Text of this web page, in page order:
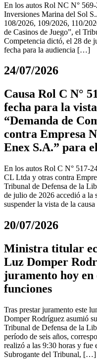
En los autos Rol NC N°
Inversiones Marina del Sol
108/2026, 109/2026, 110/
de Casinos de Juego”, el
Competencia dictó, el 28 de
fecha para la audiencia […]
24/07/2026
Causa Rol C N°
fecha para la
“Demanda de
contra Empresa
Enex S.A.” para
En los autos Rol C N° 517-
CL Ltda y otras contra
Tribunal de Defensa de la
de julio de 2026 accedió a la
suspender la vista de la
20/07/2026
Ministra titular
Luz Domper
juramento hoy
funciones
Tras prestar juramento este
Domper Rodríguez asumió
Tribunal de Defensa de la
período de seis años,
realizó a las 9:30 horas y fue
Subrogante del Tribunal, […]